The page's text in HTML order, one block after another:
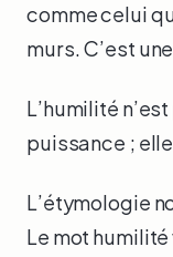
comme celui
murs. C’est
L’humilité
puissance ;
L’étymologie
Le mot